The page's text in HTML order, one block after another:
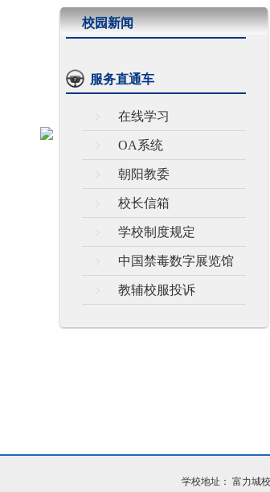
校园新闻
服务直通车
在线学习
OA系统
朝阳教委
校长信箱
学校制度规定
中国禁毒数字展览馆
教辅校服投诉
学校地址： 富力城